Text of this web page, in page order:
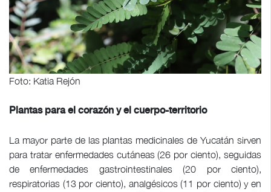
Foto: Katia Rejón
Plantas para el corazón y el cuerpo-territorio
La mayor parte de las plantas medicinales de Yucatán sirven
para tratar enfermedades cutáneas (26 por ciento), seguidas
de enfermedades gastrointestinales (20 por ciento),
respiratorias (13 por ciento), analgésicos (11 por ciento) y en